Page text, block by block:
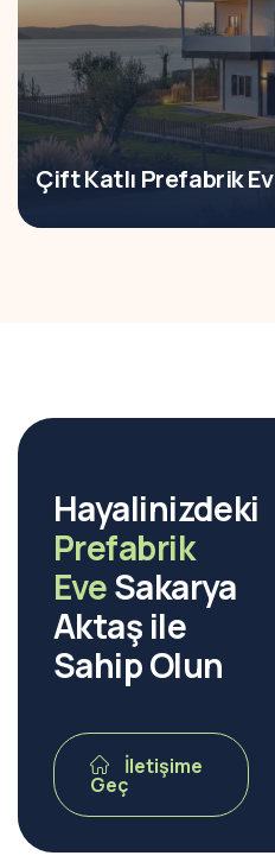
Çift Katlı Prefabrik Ev
Hayalinizdeki
Prefabrik
EveSakarya
Aktaş ile
Sahip Olun
İletişime
Geç